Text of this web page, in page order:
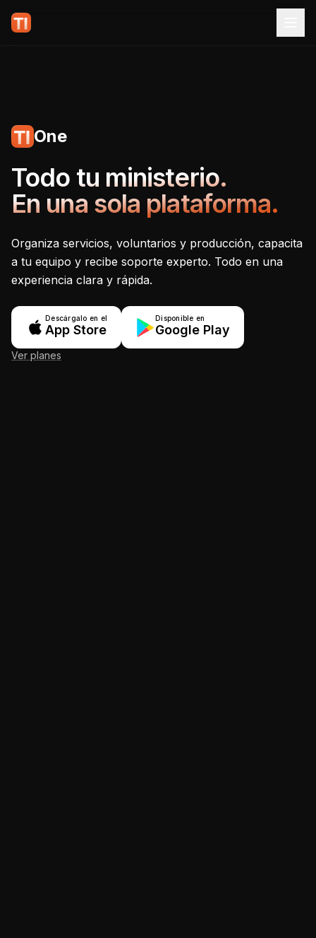
One
Tecnoiglesia One -
Todo tu ministerio.
En una sola plataforma.
Organiza servicios, voluntarios y producción, capacita
a tu equipo y recibe soporte experto. Todo en una
experiencia clara y rápida.
Descárgalo en el
App Store
Disponible en
Google Play
Ver planes